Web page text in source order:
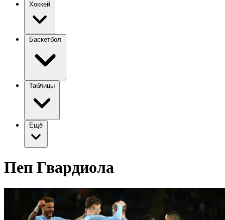
Хоккей
Баскетбол
Таблицы
Ещё
Пеп Гвардиола